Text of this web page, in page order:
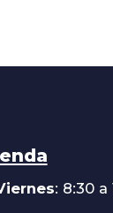
: 8:30 a